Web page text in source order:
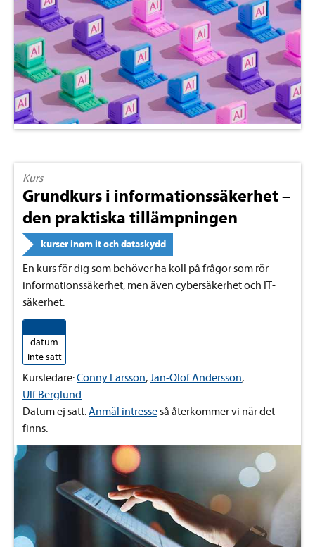
Kurs
Grundkurs i informationssäkerhet –
den praktiska tillämpningen
kurser inom it och dataskydd
En kurs för dig som behöver ha koll på frågor som rör
informationssäkerhet, men även cybersäkerhet och IT-
säkerhet.
datum
inte satt
Kursledare:Conny Larsson,Jan-Olof Andersson,
Ulf Berglund
Datum ej satt.Anmäl intresseså återkommer vi när det
finns.